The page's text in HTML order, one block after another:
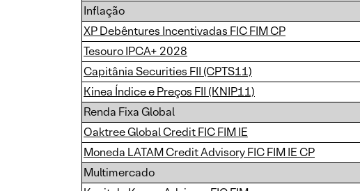
Inflação
XP Debêntures Incentivadas FIC FIM CP
Tesouro IPCA+ 2028
Capitânia Securities FII (CPTS11)
Kinea Índice e Preços FII (KNIP11)
Renda Fixa Global
Oaktree Global Credit FIC FIM IE
Moneda LATAM Credit Advisory FIC FIM IE CP
Multimercado